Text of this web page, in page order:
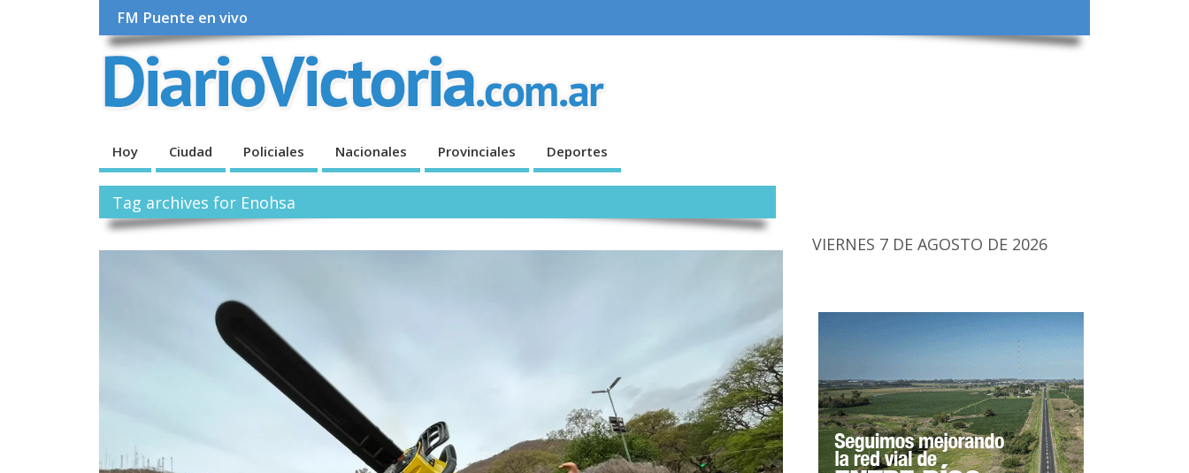
FM Puente en vivo
Hoy Ciudad Policiales Nacionales Provinciales Deportes
Tag archives for Enohsa
VIERNES 7 DE AGOSTO DE 2026